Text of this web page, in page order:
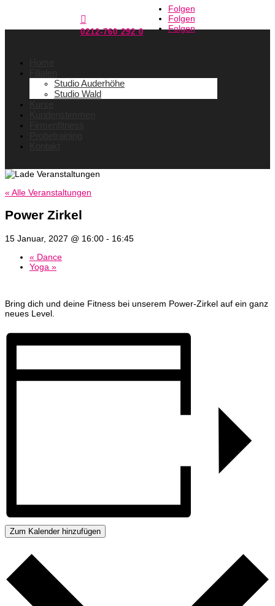

0212-760 292 0
Folgen
Folgen
Folgen
Studio Auderhöhe
Studio Wald
« Alle Veranstaltungen
Power Zirkel
15 Januar, 2027 @ 16:00 - 16:45
« Dance
Yoga »
Bring dich und deine Fitness bei unserem Power-Zirkel auf ein ganz
neues Level.
Zum Kalender hinzufügen